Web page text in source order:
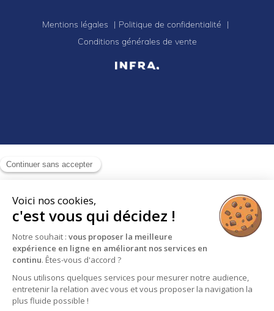
Continuer sans accepter
Voici nos cookies,
c'est vous qui décidez !
Notre souhait : vous proposer la meilleure
expérience en ligne en améliorant nos services en
continu. Êtes-vous d'accord ?
Nous utilisons quelques services pour mesurer notre audience,
entretenir la relation avec vous et vous proposer la navigation la
plus fluide possible !
Mentions légales
Politique de confidentialité
Conditions générales de vente